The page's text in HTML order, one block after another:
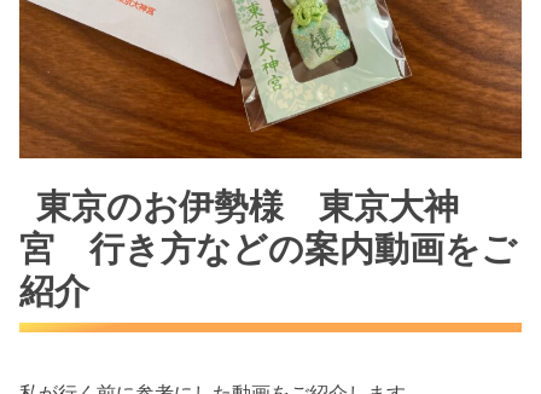
東京のお伊勢様 東京大神
宮 行き方などの案内動画をご
紹介